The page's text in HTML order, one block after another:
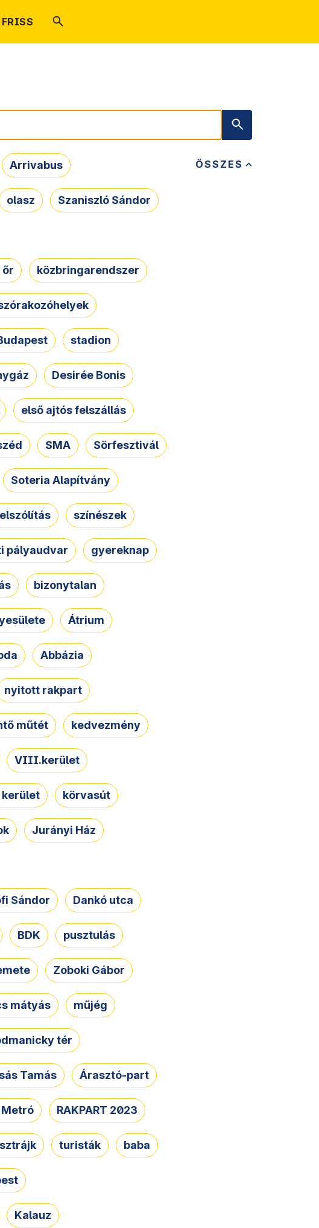
FRISS
ÖSSZES
Arrivabus
olasz Szaniszló Sándor
őr közbringarendszer
stadion
Desirée Bonis
első ajtós felszállás
SMA Sörfesztivál
Soteria Alapítvány
színészek
pályaudvar gyereknap
bizonytalan
Átrium
Abbázia
nyitott rakpart
műtét kedvezmény
VIII.kerület
kerület körvasút
Jurányi Ház
Sándor Dankó utca
BDK pusztulás
Zoboki Gábor
mátyás műjég
tér
Tamás Árasztó-part
Metró RAKPART 2023
turisták baba
Kalauz